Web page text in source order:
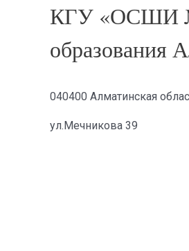
КГУ «ОСШИ
образования
040400 Алматинская
ул.Мечникова 39